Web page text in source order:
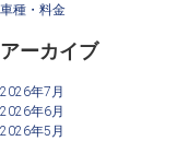
車種・料金
アーカイブ
2026年7月
2026年6月
2026年5月